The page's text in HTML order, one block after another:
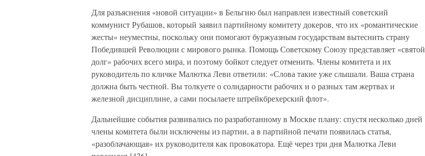
Для разъяснения «новой ситуации» в Бельгию был направлен известный советский
коммунист Рубашов, который заявил партийному комитету докеров, что их «романтические
жесты» неуместны, поскольку они помогают буржуазным государствам вытеснить страну
Победившей Революции с мирового рынка. Помощь Советскому Союзу представляет «святой
долг» рабочих всего мира, и поэтому бойкот следует отменить. Члены комитета и их
руководитель по кличке Малютка Леви ответили: «Слова такие уже слышали. Ваша страна
должна быть честной. Вы толкуете о солидарности рабочих и о разных там жертвах и
железной дисциплине, а сами посылаете штрейкбрехерский флот».
Дальнейшие события развивались по разработанному в Москве плану: спустя несколько дней
члены комитета были исключены из партии, а в партийной печати появилась статья,
«разоблачающая» их руководителя как провокатора. Ещё через три дня Малютка Леви